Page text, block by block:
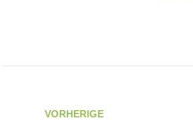
VORHERIGE